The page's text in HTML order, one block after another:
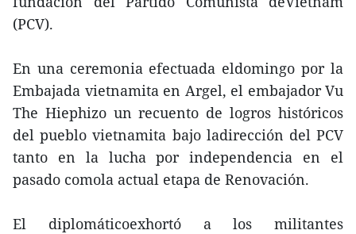
(PCV).
En una ceremonia efectuada eldomingo por la
Embajada vietnamita en Argel, el embajador Vu
The Hiephizo un recuento de logros históricos
del pueblo vietnamita bajo ladirección del PCV
tanto en la lucha por independencia en el
pasado comola actual etapa de Renovación.
El diplomáticoexhortó a los militantes